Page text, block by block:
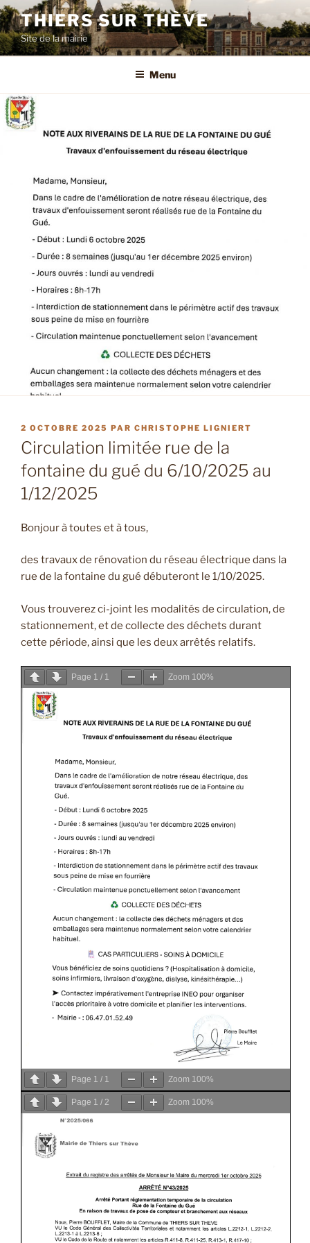
Aller
au
contenu
principal
THIERS SUR THÈVE
Site de la mairie
Menu
PUBLIÉ
LE
2 OCTOBRE 2025 PAR CHRISTOPHE LIGNIERT
Circulation limitée rue de la
fontaine du gué du 6/10/2025 au
1/12/2025
Bonjour à toutes et à tous,
des travaux de rénovation du réseau électrique dans la
rue de la fontaine du gué débuteront le 1/10/2025.
Vous trouverez ci-joint les modalités de circulation, de
stationnement, et de collecte des déchets durant
cette période, ainsi que les deux arrêtés relatifs.
Page 1 / 1 Zoom 100%
Page 1 / 1 Zoom 100%
Page 1 / 2 Zoom 100%